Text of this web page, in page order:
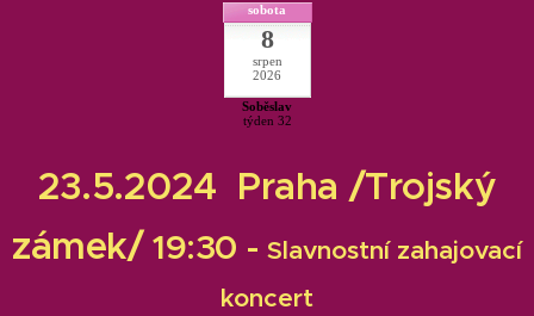
sobota
8
srpen
2026
Soběslav
týden 32
23.5.2024 Praha /Trojský
zámek/19:30 - Slavnostní zahajovací
koncert